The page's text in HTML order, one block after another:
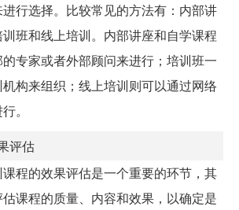
行选择。比较常见的方法有：内部讲
班和线上培训。内部讲座和自学课程
专家或者外部顾问来进行；培训班一
构来组织；线上培训则可以通过网络
。
评估
程的效果评估是一个重要的环节，其
课程的质量、内容和效果，以确定是